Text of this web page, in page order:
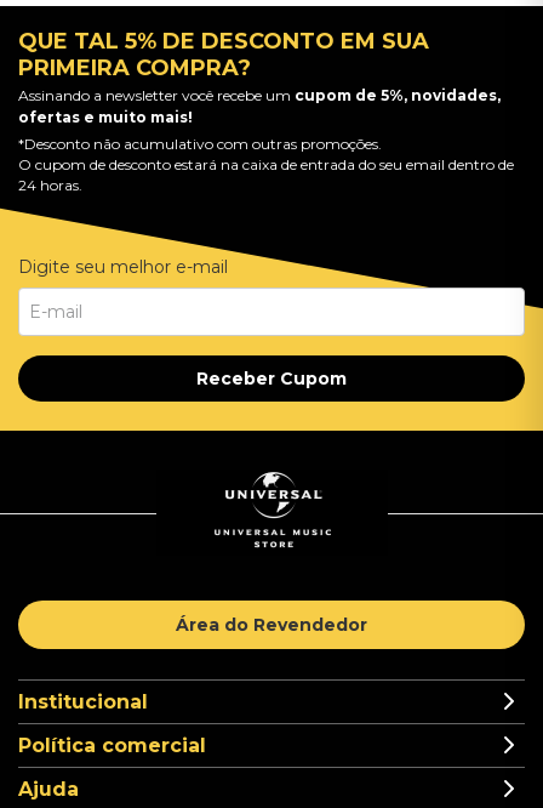
QUE TAL 5% DE DESCONTO EM SUA
PRIMEIRA COMPRA?
Assinando a newsletter você recebe um cupom de 5%, novidades,
ofertas e muito mais!
*Desconto não acumulativo com outras promoções.
O cupom de desconto estará na caixa de entrada do seu email dentro de
24 horas.
Digite seu melhor e-mail
Receber Cupom
Área do Revendedor
Institucional
Política comercial
Ajuda